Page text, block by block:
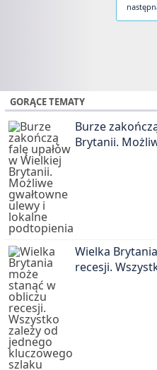
GORĄCE TEMATY
Burze
Brytanii.
Wielka
recesji.